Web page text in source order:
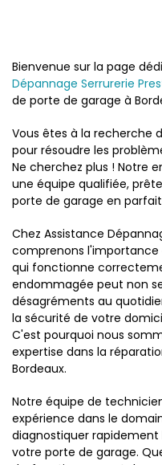
Bienvenue sur la page
Dépannage Serrurerie
de porte de garage à
Vous êtes à la recherche
pour résoudre les
Ne cherchez plus ! Notre
une équipe qualifiée,
porte de garage en
Chez Assistance
comprenons
qui fonctionne
endommagée peut non
désagréments au
la sécurité de votre
C'est pourquoi nous
expertise dans la
Bordeaux.
Notre équipe de
expérience dans le
diagnostiquer
votre porte de garage.